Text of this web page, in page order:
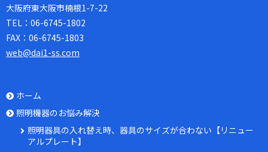
大阪府東大阪市楠根1-7-22
TEL： 06-6745-1802
FAX： 06-6745-1803
web@dai1-ss.com
ホーム
照明機器のお悩み解決
照明器具の入れ替え時、器具のサイズが合わない【リニュー
アルプレート】